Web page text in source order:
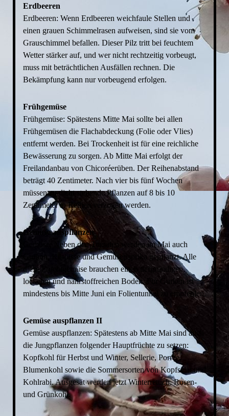
Erdbeeren
Erdbeeren: Wenn Erdbeeren weichfaule Stellen und
einen grauen Schimmelrasen aufweisen, sind sie vom
Grauschimmel befallen. Dieser Pilz tritt bei feuchtem
Wetter stärker auf, und wer nicht rechtzeitig vorbeugt,
muss mit beträchtlichen Ausfällen rechnen. Die
Bekämpfung kann nur vorbeugend erfolgen.
Frühgemüse
Frühgemüse: Spätestens Mitte Mai sollte bei allen
Frühgemüsen die Flachabdeckung (Folie oder Vlies)
entfernt werden. Bei Trockenheit ist für eine reichliche
Bewässerung zu sorgen. Ab Mitte Mai erfolgt der
Freilandanbau von Chicoréerüben. Der Reihenabstand
beträgt 40 Zentimeter. Nach vier bis fünf Wochen
müssen zu dicht stehende Pflanzen auf 8 bis 10
Zentimeter in Reihen verzogen werden.
Gemüse auspflanzen
Gemüse: Neben den Tomaten werden im Mai auch
Gurken, Kürbisse und Gemüsepaprika gepflanzt. Alle
diese Fruchtgemüse brauchen einen tiefgründigen,
lockeren und nährstoffreichen Boden. Für Gurken ist
mindestens bis Mitte Juni ein Folientunnel zu empfehlen.
Gemüse auspflanzen II
Gemüse auspflanzen: Spätestens ab Mitte Mai sind auch
die Jungpflanzen folgender Hauptfrüchte zu setzen:
Kopfkohl für Herbst und Winter, Sellerie, Porree,
Blumenkohl sowie die Sommersorten von Kopfsalat und
Kohlrabi. Ausgesät werden jetzt Winterrettich, Rosen-
und Grünkohl.